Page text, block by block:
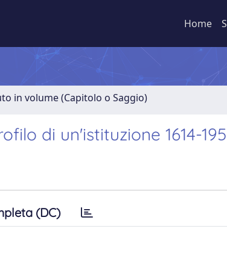
Home
in volume (Capitolo o Saggio)
di un'istituzione 1614-
(DC)